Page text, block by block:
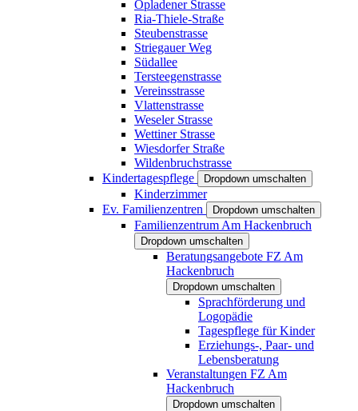
Opladener Strasse
Ria-Thiele-Straße
Steubenstrasse
Striegauer Weg
Südallee
Tersteegenstrasse
Vereinsstrasse
Vlattenstrasse
Weseler Strasse
Wettiner Strasse
Wiesdorfer Straße
Wildenbruchstrasse
Kindertagespflege
Dropdown umschalten
Kinderzimmer
Ev. Familienzentren
Dropdown umschalten
Familienzentrum Am Hackenbruch
Dropdown umschalten
Beratungsangebote FZ Am
Hackenbruch
Dropdown umschalten
Sprachförderung und
Logopädie
Tagespflege für Kinder
Erziehungs-, Paar- und
Lebensberatung
Veranstaltungen FZ Am
Hackenbruch
Dropdown umschalten